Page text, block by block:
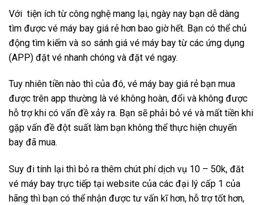
Với tiện ích từ công nghệ mang lại, ngày nay bạn dễ dàng
tìm được vé máy bay giá rẻ hơn bao giờ hết. Bạn có thể chủ
động tìm kiếm và so sánh giá vé máy bay từ các ứng dụng
(APP) đặt vé nhanh chóng và đặt vé ngay.
Tuy nhiên tiền nào thì của đó, vé máy bay giá rẻ bạn mua
được trên app thường là vé không hoàn, đổi và không được
hỗ trợ khi có vấn đề xảy ra. Bạn sẽ phải bỏ vé và mất tiền khi
gặp vấn đề đột suất làm bạn không thể thực hiện chuyến
bay đã mua.
Suy đi tính lại thì bỏ ra thêm chút phí dịch vụ 10 – 50k, đăt
vé máy bay trực tiếp tại website của các đại lý cấp 1 của
hãng thì bạn có thể nhận được tư vấn kĩ hơn, hỗ trợ tốt hơn,